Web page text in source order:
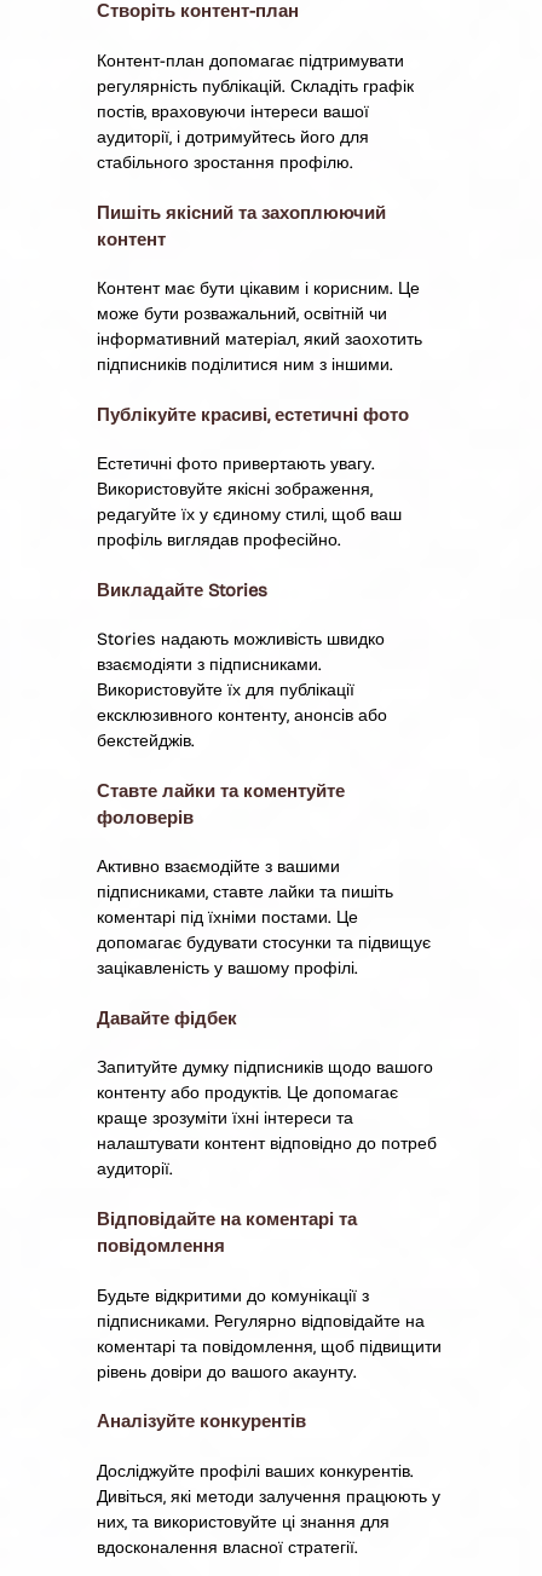
Створіть контент-план
Контент-план допомагає підтримувати
регулярність публікацій. Складіть графік
постів, враховуючи інтереси вашої
аудиторії, і дотримуйтесь його для
стабільного зростання профілю.
Пишіть якісний та захоплюючий
контент
Контент має бути цікавим і корисним. Це
може бути розважальний, освітній чи
інформативний матеріал, який заохотить
підписників поділитися ним з іншими.
Публікуйте красиві, естетичні фото
Естетичні фото привертають увагу.
Використовуйте якісні зображення,
редагуйте їх у єдиному стилі, щоб ваш
профіль виглядав професійно.
Викладайте Stories
Stories надають можливість швидко
взаємодіяти з підписниками.
Використовуйте їх для публікації
ексклюзивного контенту, анонсів або
бекстейджів.
Ставте лайки та коментуйте
фоловерів
Активно взаємодійте з вашими
підписниками, ставте лайки та пишіть
коментарі під їхніми постами. Це
допомагає будувати стосунки та підвищує
зацікавленість у вашому профілі.
Давайте фідбек
Запитуйте думку підписників щодо вашого
контенту або продуктів. Це допомагає
краще зрозуміти їхні інтереси та
налаштувати контент відповідно до потреб
аудиторії.
Відповідайте на коментарі та
повідомлення
Будьте відкритими до комунікації з
підписниками. Регулярно відповідайте на
коментарі та повідомлення, щоб підвищити
рівень довіри до вашого акаунту.
Аналізуйте конкурентів
Досліджуйте профілі ваших конкурентів.
Дивіться, які методи залучення працюють у
них, та використовуйте ці знання для
вдосконалення власної стратегії.